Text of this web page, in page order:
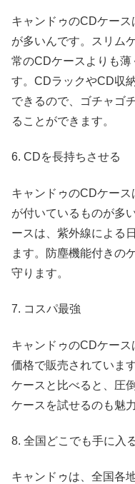
キャンドゥのCDケー
が多いんです。スリム
常のCDケースよりも薄
す。CDラックやCD収
できるので、ゴチャゴ
ることができます。
6. CDを長持ちさせる
キャンドゥのCDケー
が付いているものが多
ースは、紫外線による
ます。防塵機能付きの
守ります。
7. コスパ最強
キャンドゥのCDケー
価格で販売されていま
ケースと比べると、圧
ケースを試せるのも魅
8. 全国どこでも手に入
キャンドゥは、全国各